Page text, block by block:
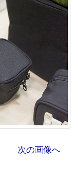
次の画像へ